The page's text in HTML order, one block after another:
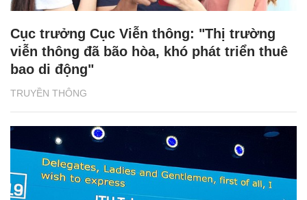
TRUYỀN THÔNG
Cục trưởng Cục Viễn thông: "Thị trường
viễn thông đã bão hòa, khó phát triển thuê
bao di động"